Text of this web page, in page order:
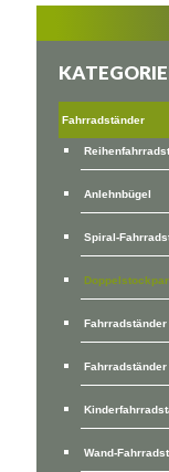
Fahrradständer
Anlehnbügel
Spiral-
Wand-